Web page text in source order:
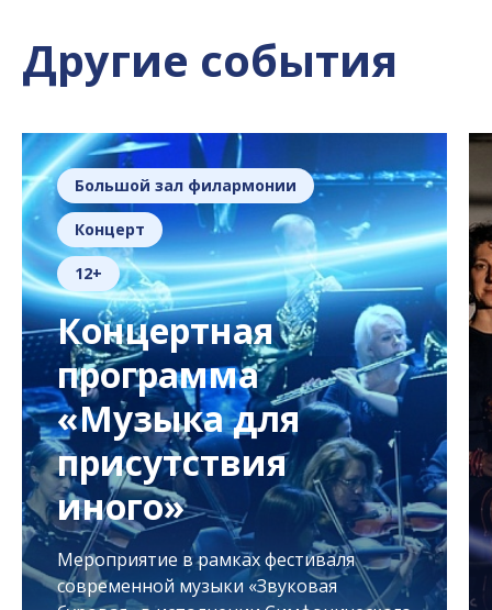
Другие события
Большой зал филармонии
Концерт
12+
Концертная
программа
«Музыка для
присутствия
иного»
Мероприятие в рамках фестиваля
современной музыки «Звуковая